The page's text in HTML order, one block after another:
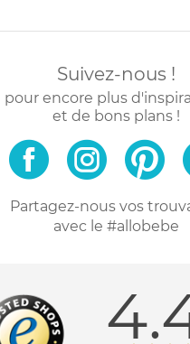
Suivez-nous !
pour encore plus
et de bons plans !
Partagez-nous vos
avec le #allobebe